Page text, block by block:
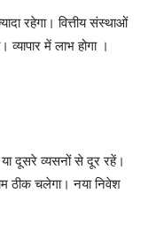
रहेगा। वित्तीय संस्थाओं
में लाभ होगा ।
दूसरे व्यसनों से दूर रहें।
ठीक चलेगा। नया निवेश